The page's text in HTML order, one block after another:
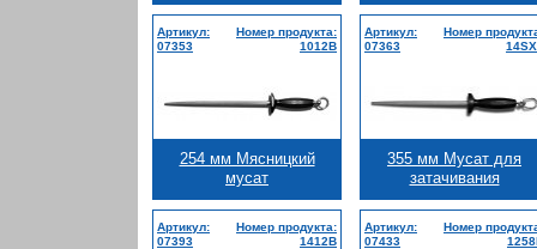
Артикул:
07353
Номер продукта:
1012B
254 мм Мясницкий
мусат
Артикул:
07363
Номер
355 мм Мусат для
затачивания
Артикул:
07393
Номер продукта:
1412B
Артикул:
07433
Номер